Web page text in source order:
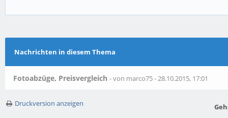
Nachrichten in diesem Thema
Fotoabzüge, Preisvergleich - von marco75 - 28.10.2015, 17:01
Druckversion anzeigen